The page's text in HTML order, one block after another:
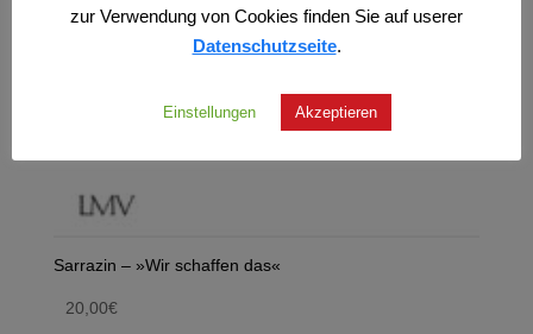
Sarrazin – »Wir schaffen das«
20,00€
zur Verwendung von Cookies finden Sie auf userer
Datenschutzseite.
Einstellungen Akzeptieren